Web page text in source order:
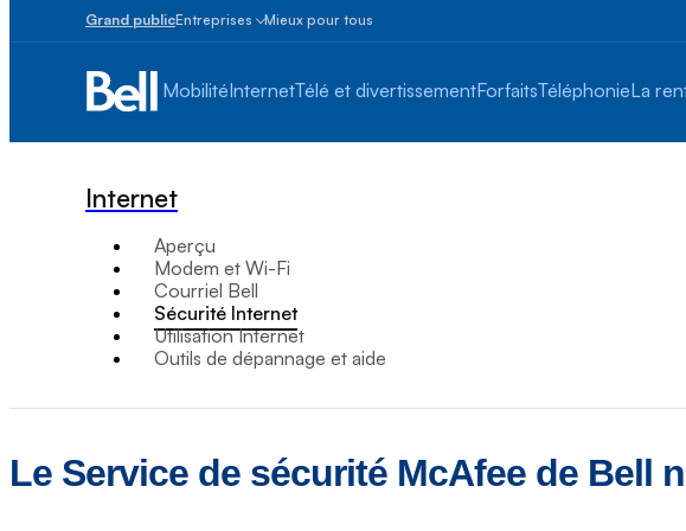
Grand publicEntreprises
entreprises
100
Moyennes
grandes
Plus
de
100
employés
Mieux pour tous
MobilitéInternetTélé et divertissementForfaitsTéléphonieLa
Internet
Aperçu
Modem et Wi-Fi
Courriel Bell
Sécurité Internet
Utilisation Internet
Outils de dépannage et aide
Le Service de sécurité McAfee de Bell